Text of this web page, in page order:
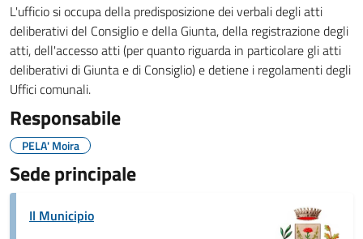
L'ufficio si occupa della predisposizione dei verbali degli atti
deliberativi del Consiglio e della Giunta, della registrazione degli
atti, dell'accesso atti (per quanto riguarda in particolare gli atti
deliberativi di Giunta e di Consiglio) e detiene i regolamenti degli
Uffici comunali.
Responsabile
PELA' Moira
Sede principale
Il Municipio